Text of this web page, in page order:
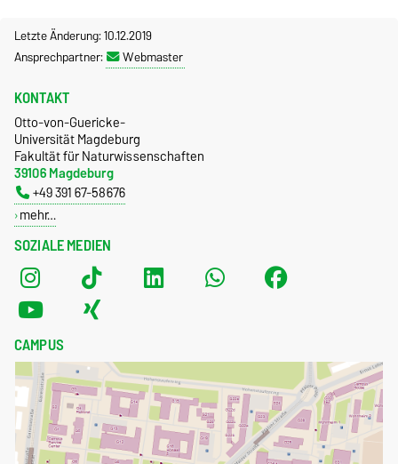
Letzte Änderung: 10.12.2019
Ansprechpartner:
Webmaster
SOZIALE MEDIEN
KONTAKT
Otto-von-Guericke-
Universität Magdeburg
Fakultät für Naturwissenschaften
39106 Magdeburg
+49 391 67-58676
mehr…
CAMPUS